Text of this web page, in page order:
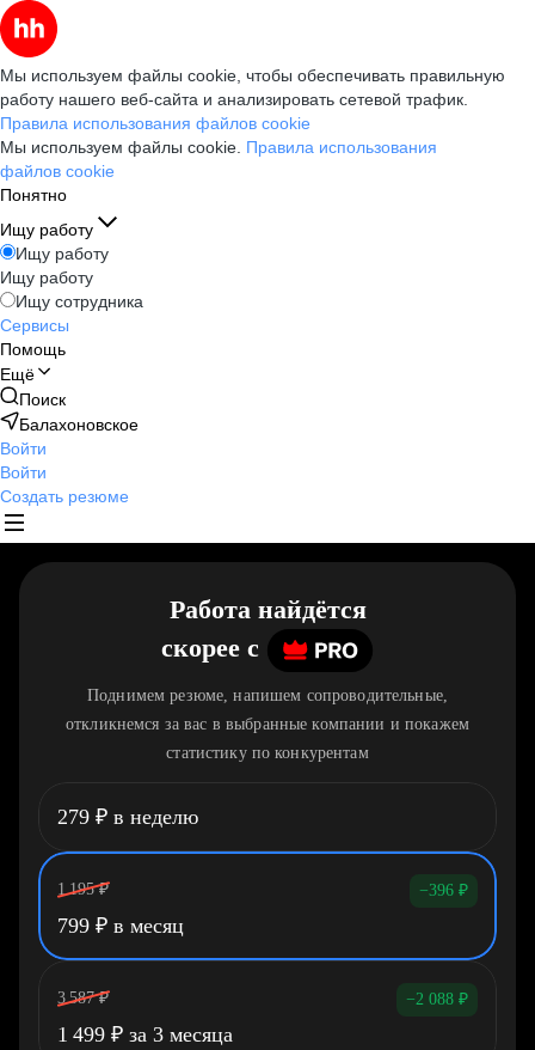
Мы используем файлы cookie, чтобы обеспечивать правильную
работу нашего веб-сайта и анализировать сетевой трафик.
Правила использования файлов cookie
Мы используем файлы cookie. Правила использования
файлов cookie
Понятно
Ищу работу
Ищу работу
Ищу работу
Ищу сотрудника
Сервисы
Помощь
Ещё
Поиск
Балахоновское
Войти
Войти
Создать резюме
Работа найдётся
скорее c
Поднимем резюме, напишем сопроводительные,
откликнемся за вас в выбранные компании и покажем
статистику по конкурентам
279 ₽ в неделю
1 195 ₽ −396 ₽
799 ₽ в месяц
3 587 ₽ −2 088 ₽
1 499 ₽ за 3 месяца